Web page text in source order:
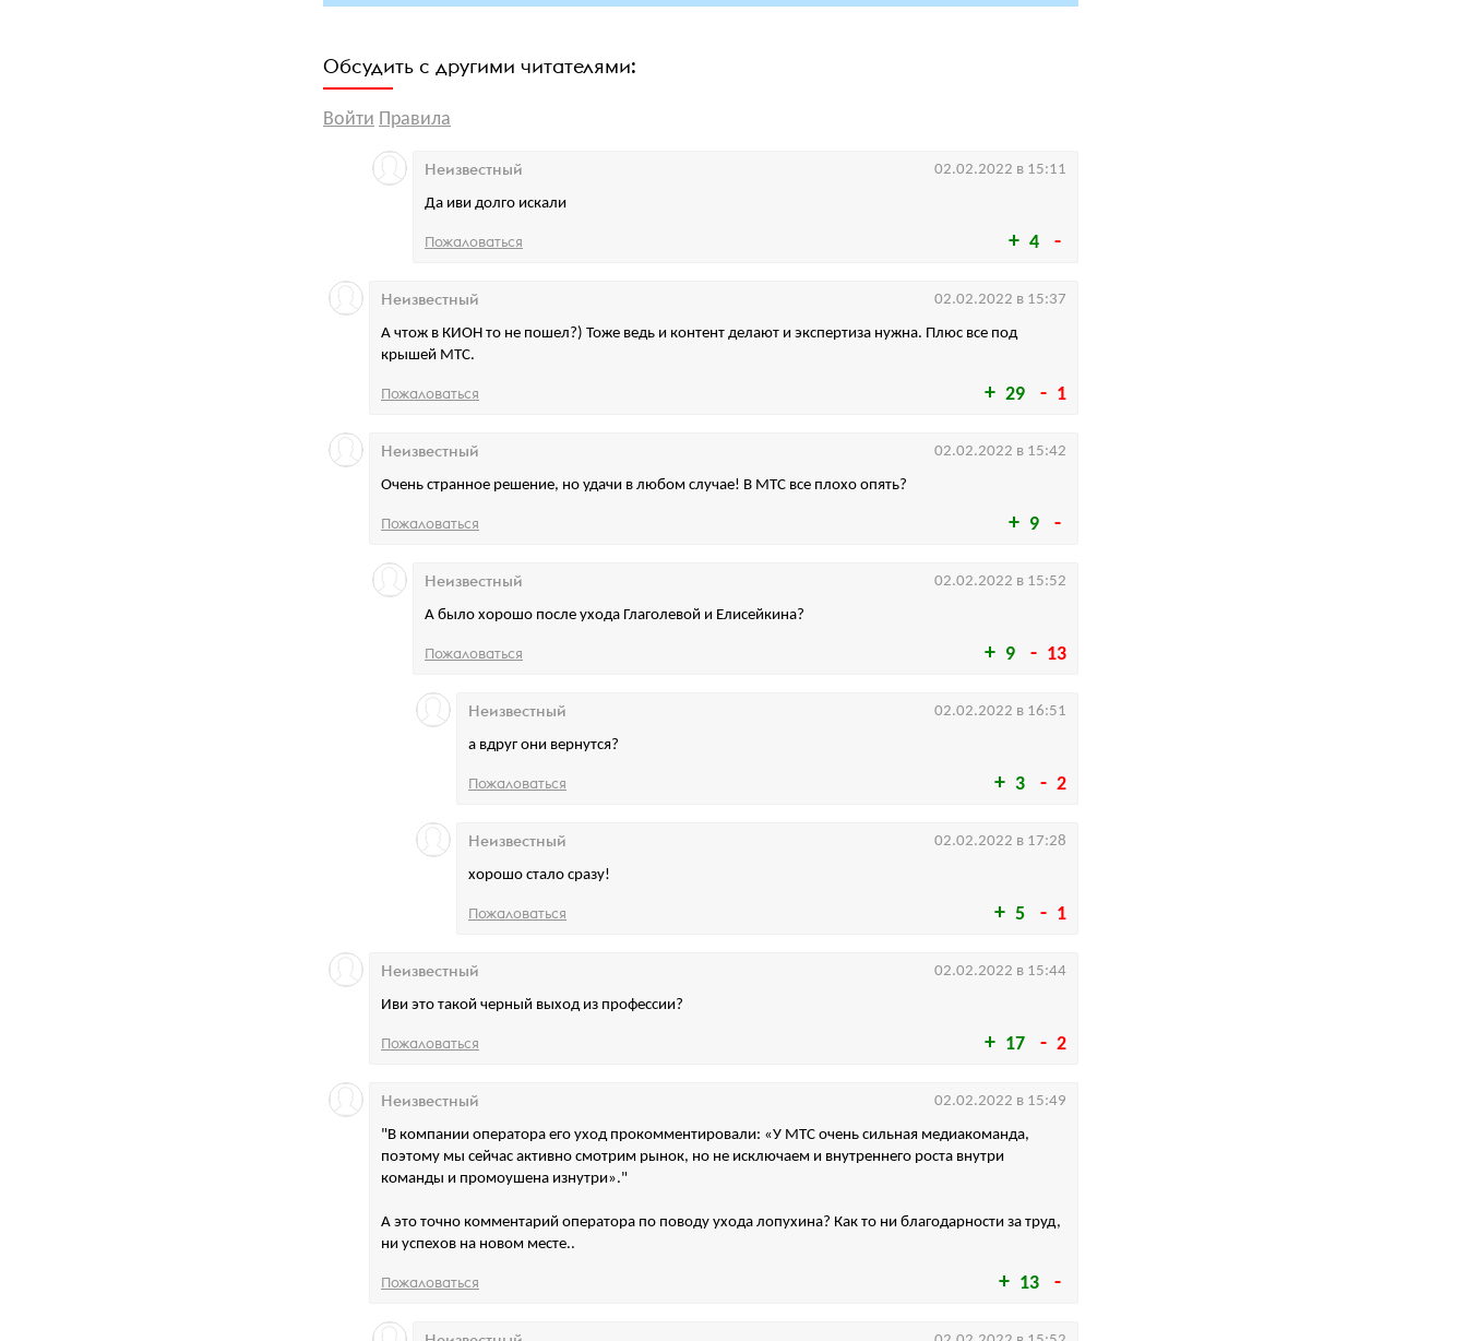
Обсудить с другими читателями:
Войти Правила
4
Да иви долго искали
Неизвестный 02.02.2022 в 15:11
Пожаловаться
29 1
А чтож в КИОН то не пошел?) Тоже ведь и контент делают и экспертиза нужна. Плюс все под
крышей МТС.
Неизвестный 02.02.2022 в 15:37
Пожаловаться
9
Очень странное решение, но удачи в любом случае! В МТС все плохо опять?
Неизвестный 02.02.2022 в 15:42
Пожаловаться
9 13
А было хорошо после ухода Глаголевой и Елисейкина?
Неизвестный 02.02.2022 в 15:52
Пожаловаться
3 2
а вдруг они вернутся?
Неизвестный 02.02.2022 в 16:51
Пожаловаться
5 1
хорошо стало сразу!
Неизвестный 02.02.2022 в 17:28
Пожаловаться
17 2
Иви это такой черный выход из профессии?
Неизвестный 02.02.2022 в 15:44
Пожаловаться
13
"В компании оператора его уход прокомментировали: «У МТС очень сильная медиакоманда,
поэтому мы сейчас активно смотрим рынок, но не исключаем и внутреннего роста внутри
команды и промоушена изнутри»."
А это точно комментарий оператора по поводу ухода лопухина? Как то ни благодарности за труд,
ни успехов на новом месте..
Неизвестный 02.02.2022 в 15:49
Пожаловаться